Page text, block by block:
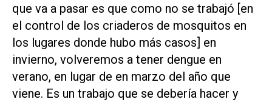
que va a pasar es que como no se trabajó [en
el control de los criaderos de mosquitos en
los lugares donde hubo más casos] en
invierno, volveremos a tener dengue en
verano, en lugar de en marzo del año que
viene. Es un trabajo que se debería hacer y